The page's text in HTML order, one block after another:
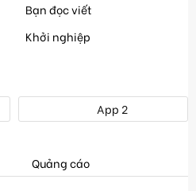
Bạn đọc viết
Khởi nghiệp
App 2
Quảng cáo